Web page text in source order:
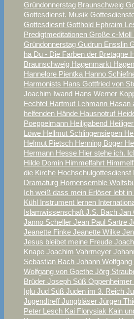
Gründonnerstag Braunschweig
Gottesdienst. Musik
Gottesdiesnt Gotthold Ephraim
Predigtmeditationen Große c-Moll
Gründonnerstag Gudrun Ensslin
ha Du - Die Farben der Bretagne
Braunschweig Hagenmarkt
Hannelore Pientka Hanno
Harmonists Hans Gottfried von
Joachim Iwand Hans Werner
Fechtel Hartmut Lehmann Hasan
helfenden Hände Hausnotruf
Poeppelmann Heiligabend
Löwe Hellmut Schlingensiepen
Helmut Pietsch Henning Böger
Hermann Hesse Hier stehe ich.
Hilde Domin Himmelfahrt
die Kirche Hochschulgottesdienst
Dramaturg Hornensemble
Ich weiß dass mein Erlöser lebt in
Kühl Instrument lernen
Islamwissenschaft J.S. Bach Jan
Janno Scheller Jean Paul Sartre
Jeanette Finke Jeanette Wilke
Jesus bleibet meine Freude
Knape Joachim Vahrmeyer
Sebastian Bach Johann Wolfgang
Wolfgang von Goethe Jörg
Brüder Joseph Süß Oppenheimer
Iglu Jud Süß Juden im 3. Reich
Jugendtreff Jungbläser Jürgen
Peter Lesch Kai Florysiak Kain